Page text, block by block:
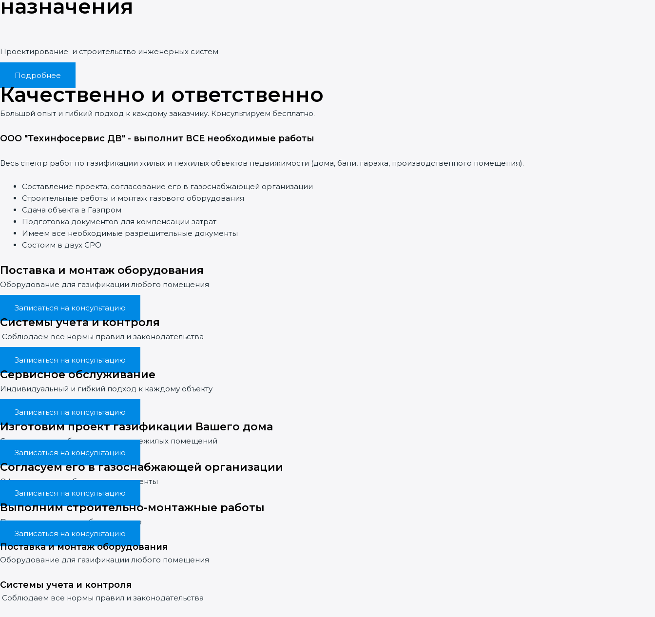
назначения
Проектирование и строительство инженерных систем
реплики часов
Подробнее
Качественно и ответственно
Большой опыт и гибкий подход к каждому заказчику. Консультируем бесплатно.
ООО "Техинфосервис ДВ" - выполнит ВСЕ необходимые работы
Весь спектр работ по газификации жилых и нежилых объектов недвижимости (дома, бани, гаража, производственного помещения).
Составление проекта, согласование его в газоснабжающей организации
Строительные работы и монтаж газового оборудования
Сдача объекта в Газпром
Подготовка документов для компенсации затрат
Имеем все необходимые разрешительные документы
Состоим в двух СРО
Поставка и монтаж оборудования
Оборудование для газификации любого помещения
Записаться на консультацию
Системы учета и контроля
Соблюдаем все нормы правил и законодательства
Записаться на консультацию
Сервисное обслуживание
Индивидуальный и гибкий подход к каждому объекту
Записаться на консультацию
Изготовим проект газификации Вашего дома
Системы газоснабжения жилых и нежилых помещений
Записаться на консультацию
Согласуем его в газоснабжающей организации
Оформим все необходимые документы
Записаться на консультацию
Выполним строительно-монтажные работы
Предложим газовое оборудование
Записаться на консультацию
Поставка и монтаж оборудования
Оборудование для газификации любого помещения
Системы учета и контроля
Соблюдаем все нормы правил и законодательства